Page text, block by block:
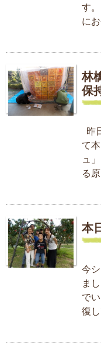
す
に
林
保
昨
て
ュ
る
本
今
ま
で
復